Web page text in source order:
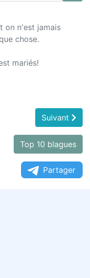
on n'est jamais
chose.
mariés!
Suivant
Top 10 blagues
Partager